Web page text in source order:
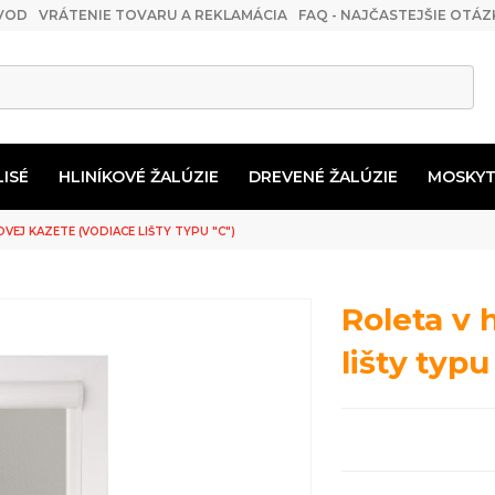
VRÁTENIE TOVARU A REKLAMÁCIA FAQ - NAJČASTEJŠIE
HLINÍKOVÉ ŽALÚZIE DREVENÉ ŽALÚZIE
KAZETE (VODIACE LIŠTY TYPU "C")
Roleta v
lišty typu